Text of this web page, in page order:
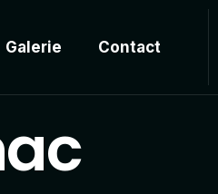
Galerie Contact